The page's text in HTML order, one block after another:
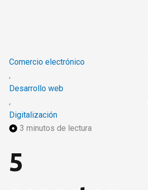
Comercio electrónico
,
Desarrollo web
,
Digitalización
3 minutos de lectura
5